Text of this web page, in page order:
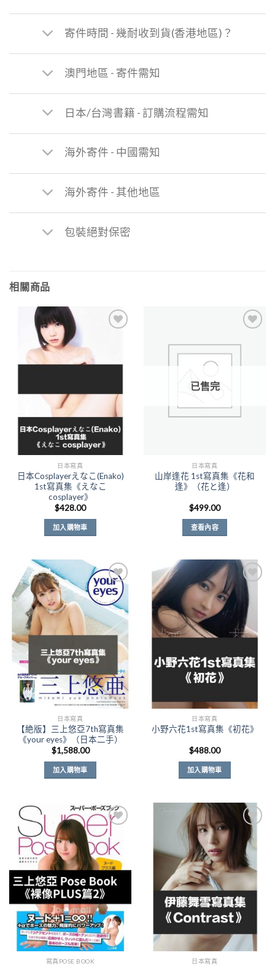
寄件時間 - 幾耐收到貨(香港地區)？
澳門地區 - 寄件需知
日本/台灣書籍 - 訂購流程需知
海外寄件 - 中國需知
海外寄件 - 其他地區
包裝絕對保密
相關商品
Wishlist
日本寫真
日本Cosplayerえなこ(Enako)
1st寫真集《えなこ
cosplayer》
$428.00
加入購物車
Wishlist
已售完
日本寫真
山岸逢花 1st寫真集《花和
逢》（花と逢）
$499.00
查看內容
Add to
Wishlist
日本寫真
【絶版】三上悠亞7th寫真集
《your eyes》（日本二手）
$1,588.00
加入購物車
Add to
Wishlist
日本寫真
小野六花1st寫真集《初花》
$488.00
加入購物車
Add to
Wishlist
寫真POSE BOOK
Add to
Wishlist
日本寫真